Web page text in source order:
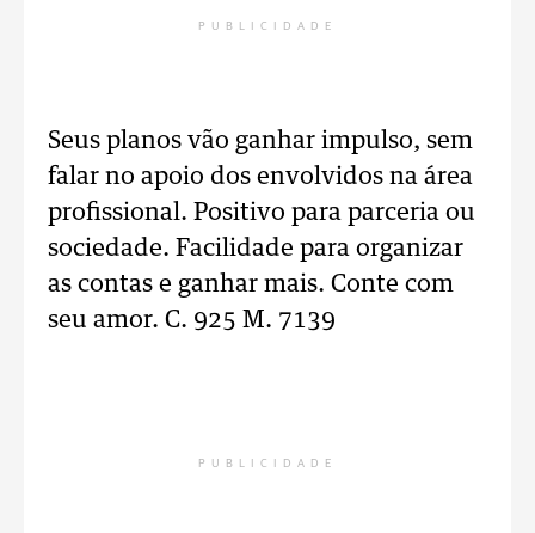
PUBLICIDADE
Seus planos vão ganhar impulso, sem
falar no apoio dos envolvidos na área
profissional. Positivo para parceria ou
sociedade. Facilidade para organizar
as contas e ganhar mais. Conte com
seu amor. C. 925 M. 7139
PUBLICIDADE